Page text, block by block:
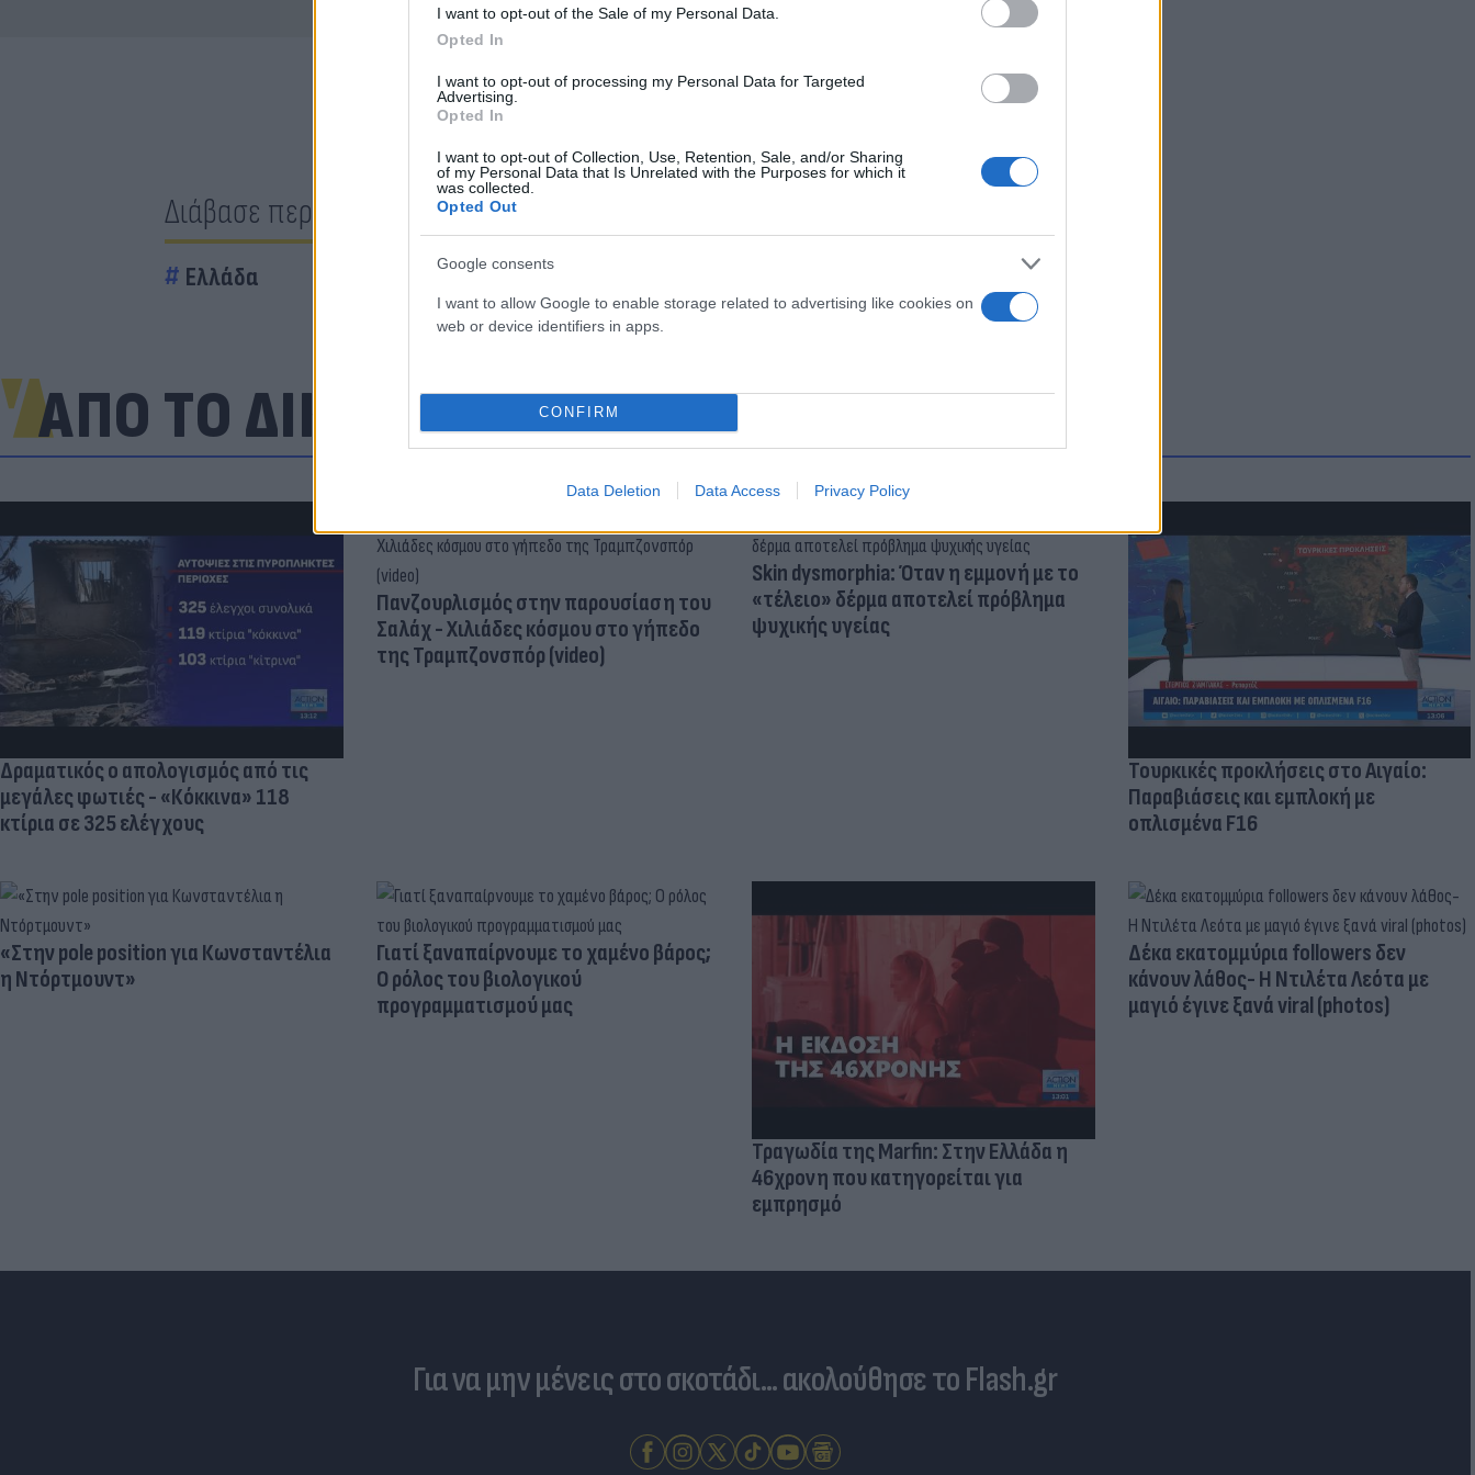
I want to opt-out of the Sale of my Personal Data.
Opted In
I want to opt-out of processing my Personal Data for Targeted
Advertising.
Opted In
I want to opt-out of Collection, Use, Retention, Sale, and/or Sharing
of my Personal Data that Is Unrelated with the Purposes for which it
was collected.
Opted Out
Google consents
I want to allow Google to enable storage related to advertising like cookies on
web or device identifiers in apps.
CONFIRM
Data Deletion Data Access Privacy Policy
Διάβασε περισσότερα
Ελλάδα
ΑΠΟ ΤΟ ΔΙΚΤΥΟ
Δραματικός ο απολογισμός από τις
μεγάλες φωτιές - «Κόκκινα» 118
κτίρια σε 325 ελέγχους
Πανζουρλισμός στην παρουσίαση του
Σαλάχ - Χιλιάδες κόσμου στο γήπεδο
της Τραμπζονσπόρ (video)
Skin dysmorphia: Όταν η εμμονή με το
«τέλειο» δέρμα αποτελεί πρόβλημα
ψυχικής υγείας
Τουρκικές προκλήσεις στο Αιγαίο:
Παραβιάσεις και εμπλοκή με
οπλισμένα F16
«Στην pole position για Κωνσταντέλια
η Ντόρτμουντ»
Γιατί ξαναπαίρνουμε το χαμένο βάρος;
Ο ρόλος του βιολογικού
προγραμματισμού μας
Τραγωδία της Marfin: Στην Ελλάδα η
46χρονη που κατηγορείται για
εμπρησμό
Δέκα εκατομμύρια followers δεν
κάνουν λάθος- Η Ντιλέτα Λεότα με
μαγιό έγινε ξανά viral (photos)
Για να μην μένεις στο σκοτάδι... ακολούθησε το Flash.gr